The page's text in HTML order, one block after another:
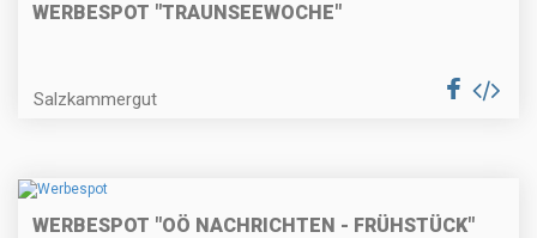
WERBESPOT "TRAUNSEEWOCHE"
Salzkammergut
WERBESPOT "OÖ NACHRICHTEN - FRÜHSTÜCK"